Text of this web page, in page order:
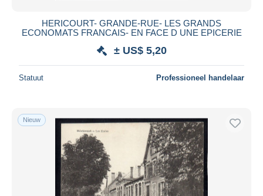
HERICOURT- GRANDE-RUE- LES GRANDS
ECONOMATS FRANCAIS- EN FACE D UNE EPICERIE
± US$ 5,20
Statuut Professioneel handelaar
Nieuw